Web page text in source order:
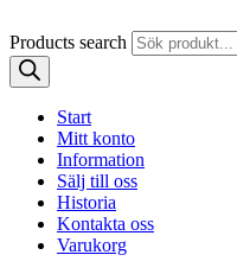
Products search
Start
Mitt konto
Information
Sälj till oss
Historia
Kontakta oss
Varukorg